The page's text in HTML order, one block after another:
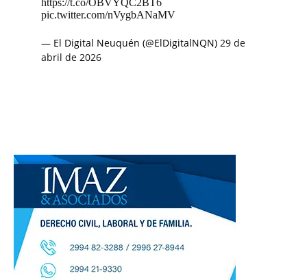
pic.twitter.com/nVygbANaMV
— El Digital Neuquén (@ElDigitalNQN) 29 de
abril de 2026